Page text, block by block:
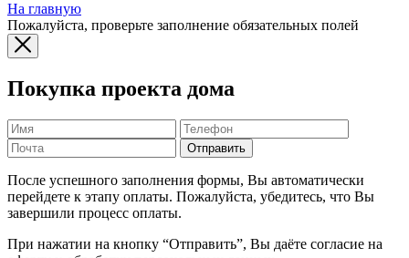
На главную
Пожалуйста, проверьте заполнение обязательных полей
Покупка проекта дома
Отправить
После успешного заполнения формы, Вы автоматически
перейдете к этапу оплаты. Пожалуйста, убедитесь, что Вы
завершили процесс оплаты.
При нажатии на кнопку “Отправить”, Вы даёте согласие на